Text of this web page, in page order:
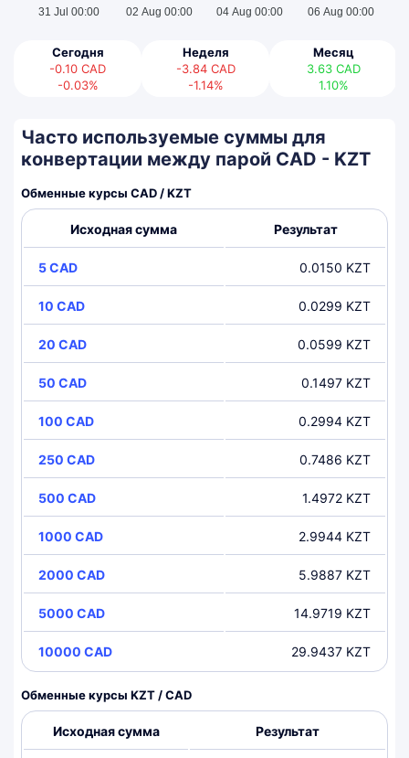
31 Jul 00:00 02 Aug 00:00 04 Aug 00:00 06 Aug 00:00
Сегодня
-0.10 CAD
-0.03%
Неделя
-3.84 CAD
-1.14%
Месяц
3.63 CAD
1.10%
Часто используемые суммы для
конвертации между парой CAD - KZT
Обменные курсы CAD / KZT
Исходная сумма Результат
5 CAD 0.0150 KZT
10 CAD 0.0299 KZT
20 CAD 0.0599 KZT
50 CAD 0.1497 KZT
100 CAD 0.2994 KZT
250 CAD 0.7486 KZT
500 CAD 1.4972 KZT
1000 CAD 2.9944 KZT
2000 CAD 5.9887 KZT
5000 CAD 14.9719 KZT
10000 CAD 29.9437 KZT
Обменные курсы KZT / CAD
Исходная сумма Результат